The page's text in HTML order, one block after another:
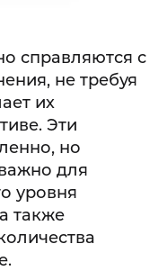
справляются с
не требуя
их
Эти
но
для
уровня
также